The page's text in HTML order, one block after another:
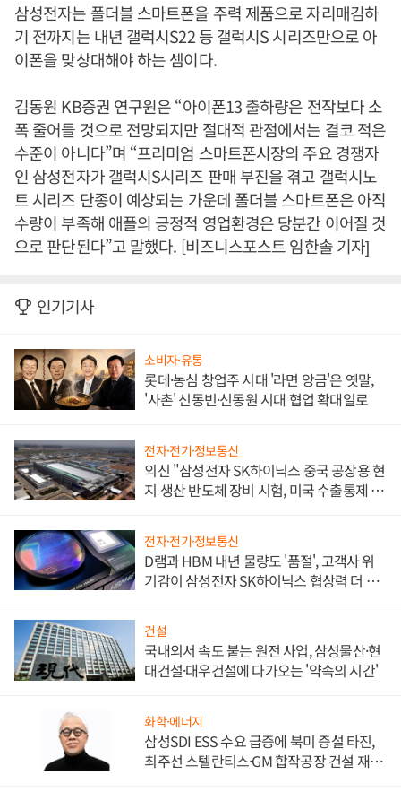
삼성전자는 폴더블 스마트폰을 주력 제품으로 자리매김하
기 전까지는 내년 갤럭시S22 등 갤럭시S 시리즈만으로 아
이폰을 맞상대해야 하는 셈이다.
김동원 KB증권 연구원은 “아이폰13 출하량은 전작보다 소
폭 줄어들 것으로 전망되지만 절대적 관점에서는 결코 적은
수준이 아니다”며 “프리미엄 스마트폰시장의 주요 경쟁자
인 삼성전자가 갤럭시S시리즈 판매 부진을 겪고 갤럭시노
트 시리즈 단종이 예상되는 가운데 폴더블 스마트폰은 아직
수량이 부족해 애플의 긍정적 영업환경은 당분간 이어질 것
으로 판단된다”고 말했다. [비즈니스포스트 임한솔 기자]
인기기사
소비자·유통
롯데·농심 창업주 시대 '라면 앙금'은 옛말,
'사촌' 신동빈·신동원 시대 협업 확대일로
전자·전기·정보통신
외신 "삼성전자 SK하이닉스 중국 공장용 현
지 생산 반도체 장비 시험, 미국 수출통제 대
전자·전기·정보통신
D램과 HBM 내년 물량도 '품절', 고객사 위
기감이 삼성전자 SK하이닉스 협상력 더 키
건설
국내외서 속도 붙는 원전 사업, 삼성물산·현
대건설·대우건설에 다가오는 '약속의 시간'
화학·에너지
삼성SDI ESS 수요 급증에 북미 증설 타진,
최주선 스텔란티스·GM 합작공장 건설 재추